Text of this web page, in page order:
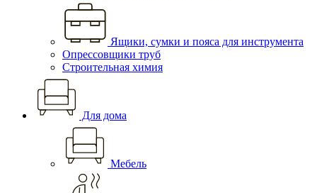
Ящики, сумки и пояса для инструмента
Опрессовщики труб
Строительная химия
Для дома
Мебель